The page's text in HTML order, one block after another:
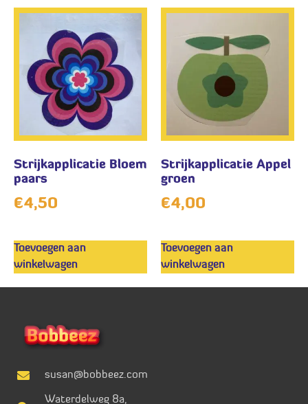
Strijkapplicatie Bloem
paars
€4,50
Toevoegen aan
winkelwagen
Strijkapplicatie Appel
groen
€4,00
Toevoegen aan
winkelwagen
susan@bobbeez.com
Waterdelweg 8a,